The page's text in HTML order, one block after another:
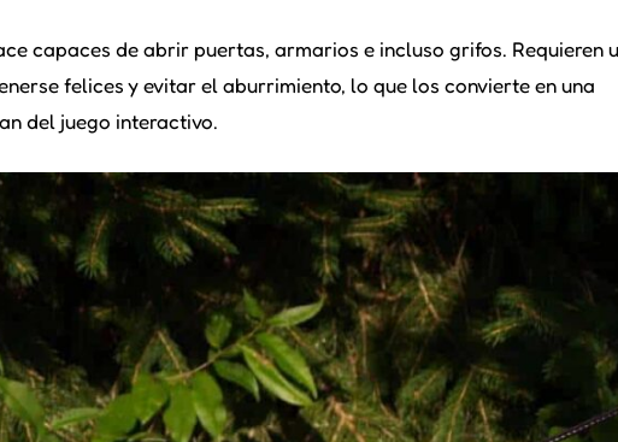
capaces de abrir puertas, armarios e incluso grifos. Requieren
felices y evitar el aburrimiento, lo que los convierte en una
del juego interactivo.